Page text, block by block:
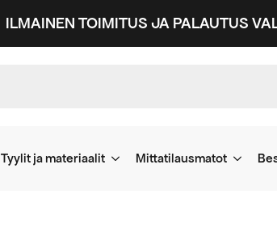
ILMAINEN TOIMITUS JA PALAUTUS
Tyylit ja materiaalit Mittatilausmatot